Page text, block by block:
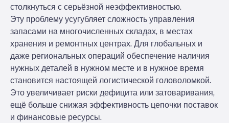
столкнуться с серьёзной неэффективностью.
Эту проблему усугубляет сложность управления
запасами на многочисленных складах, в местах
хранения и ремонтных центрах. Для глобальных и
даже региональных операций обеспечение наличия
нужных деталей в нужном месте и в нужное время
становится настоящей логистической головоломкой.
Это увеличивает риски дефицита или затоваривания,
ещё больше снижая эффективность цепочки поставок
и финансовые ресурсы.